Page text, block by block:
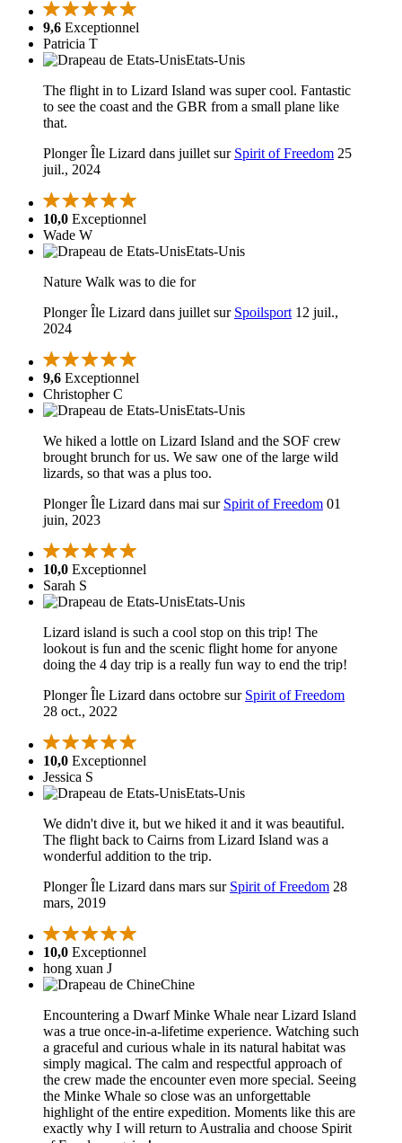
9,6 Exceptionnel
Patricia T
Etats-Unis
The flight in to Lizard Island was super cool. Fantastic
to see the coast and the GBR from a small plane like
that.
Plonger Île Lizard dans juillet sur Spirit of Freedom 25
juil., 2024
10,0 Exceptionnel
Wade W
Etats-Unis
Nature Walk was to die for
Plonger Île Lizard dans juillet sur Spoilsport 12 juil.,
2024
9,6 Exceptionnel
Christopher C
Etats-Unis
We hiked a lottle on Lizard Island and the SOF crew
brought brunch for us. We saw one of the large wild
lizards, so that was a plus too.
Plonger Île Lizard dans mai sur Spirit of Freedom 01
juin, 2023
10,0 Exceptionnel
Sarah S
Etats-Unis
Lizard island is such a cool stop on this trip! The
lookout is fun and the scenic flight home for anyone
doing the 4 day trip is a really fun way to end the trip!
Plonger Île Lizard dans octobre sur Spirit of Freedom
28 oct., 2022
10,0 Exceptionnel
Jessica S
Etats-Unis
We didn't dive it, but we hiked it and it was beautiful.
The flight back to Cairns from Lizard Island was a
wonderful addition to the trip.
Plonger Île Lizard dans mars sur Spirit of Freedom 28
mars, 2019
10,0 Exceptionnel
hong xuan J
Chine
Encountering a Dwarf Minke Whale near Lizard Island
was a true once-in-a-lifetime experience. Watching such
a graceful and curious whale in its natural habitat was
simply magical. The calm and respectful approach of
the crew made the encounter even more special. Seeing
the Minke Whale so close was an unforgettable
highlight of the entire expedition. Moments like this are
exactly why I will return to Australia and choose Spirit